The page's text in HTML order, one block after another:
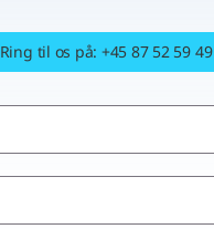
Ring til os på: +45 87 52 59 49